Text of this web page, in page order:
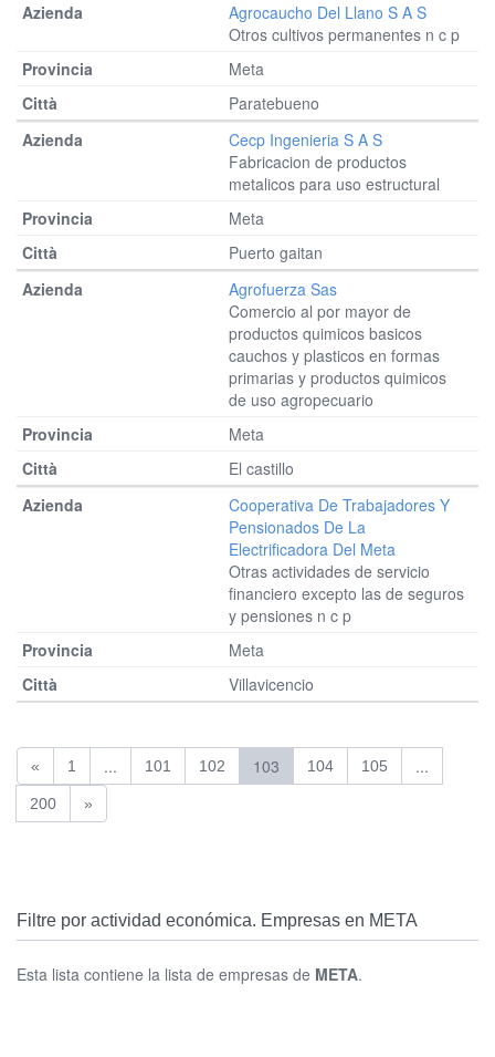
Agrocaucho Del Llano S A S
Otros cultivos permanentes n c p
Meta
Paratebueno
Cecp Ingenieria S A S
Fabricacion de productos
metalicos para uso estructural
Meta
Puerto gaitan
Agrofuerza Sas
Comercio al por mayor de
productos quimicos basicos
cauchos y plasticos en formas
primarias y productos quimicos
de uso agropecuario
Meta
El castillo
Cooperativa De Trabajadores Y
Pensionados De La
Electrificadora Del Meta
Otras actividades de servicio
financiero excepto las de seguros
y pensiones n c p
Meta
Villavicencio
« 1 ... 101 102 103 104 105 ...
200 »
Filtre por actividad económica. Empresas en META
Esta lista contiene la lista de empresas de META.